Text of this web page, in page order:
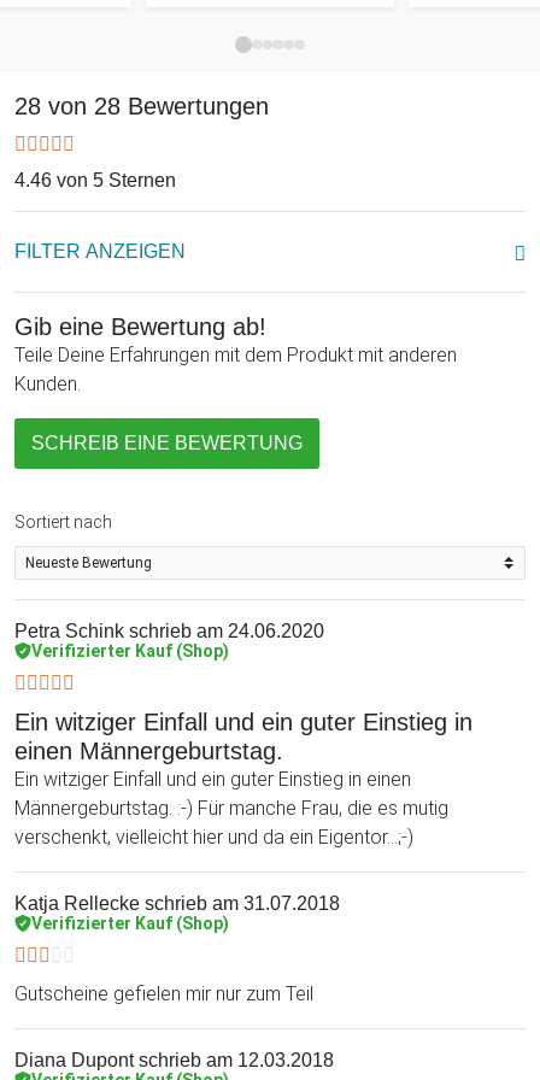
28 von 28 Bewertungen
4.46 von 5 Sternen
FILTER ANZEIGEN
Gib eine Bewertung ab!
Teile Deine Erfahrungen mit dem Produkt mit anderen
Kunden.
SCHREIB EINE BEWERTUNG
Sortiert nach
Petra Schink schrieb am 24.06.2020
Verifizierter Kauf (Shop)
Ein witziger Einfall und ein guter Einstieg in
einen Männergeburtstag.
Ein witziger Einfall und ein guter Einstieg in einen
Männergeburtstag. :-) Für manche Frau, die es mutig
verschenkt, vielleicht hier und da ein Eigentor...;-)
Katja Rellecke schrieb am 31.07.2018
Verifizierter Kauf (Shop)
Gutscheine gefielen mir nur zum Teil
Diana Dupontschrieb am 12.03.2018